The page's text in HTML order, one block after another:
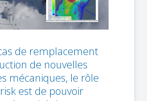
de remplacement
de nouvelles
mécaniques, le rôle
est de pouvoir